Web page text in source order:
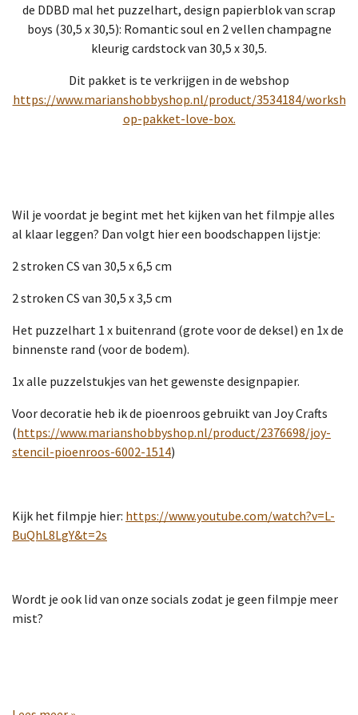
de DDBD mal het puzzelhart, design papierblok van scrap
boys (30,5 x 30,5): Romantic soul en 2 vellen champagne
kleurig cardstock van 30,5 x 30,5.
Dit pakket is te verkrijgen in de webshop
https://www.marianshobbyshop.nl/product/3534184/worksh
op-pakket-love-box.
Wil je voordat je begint met het kijken van het filmpje alles
al klaar leggen? Dan volgt hier een boodschappen lijstje:
2 stroken CS van 30,5 x 6,5 cm
2 stroken CS van 30,5 x 3,5 cm
Het puzzelhart 1 x buitenrand (grote voor de deksel) en 1x de
binnenste rand (voor de bodem).
1x alle puzzelstukjes van het gewenste designpapier.
Voor decoratie heb ik de pioenroos gebruikt van Joy Crafts
(https://www.marianshobbyshop.nl/product/2376698/joy-
stencil-pioenroos-6002-1514)
Kijk het filmpje hier: https://www.youtube.com/watch?v=L-
BuQhL8LgY&t=2s
Wordt je ook lid van onze socials zodat je geen filmpje meer
mist?